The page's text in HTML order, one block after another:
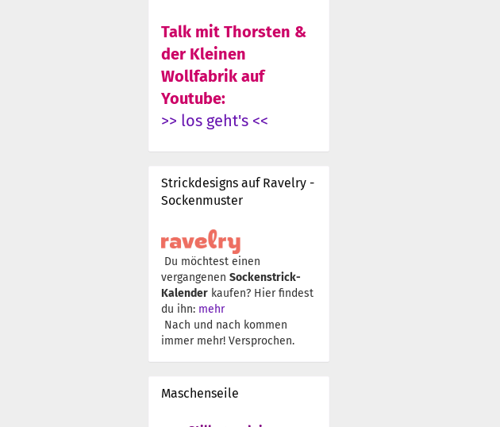
Talk mit Thorsten &
der Kleinen
Wollfabrik auf
Youtube:
>> los geht's <<
Strickdesigns auf Ravelry -
Sockenmuster
Du möchtest einen
vergangenen Sockenstrick-
Kalender kaufen? Hier findest
du ihn: mehr
Nach und nach kommen
immer mehr! Versprochen.
Maschenseile